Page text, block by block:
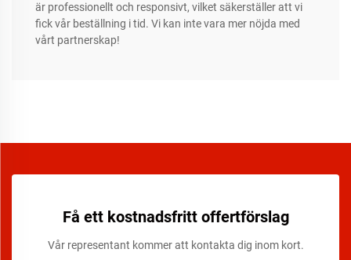
är professionellt och responsivt, vilket säkerställer att vi
fick vår beställning i tid. Vi kan inte vara mer nöjda med
vårt partnerskap!
Få ett kostnadsfritt offertförslag
Vår representant kommer att kontakta dig inom kort.